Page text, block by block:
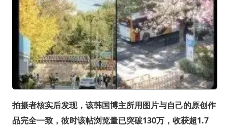
拍摄者核实后发现，该韩国博主所用图片与自己的原创作
品完全一致，彼时该帖浏览量已突破130万，收获超1.7